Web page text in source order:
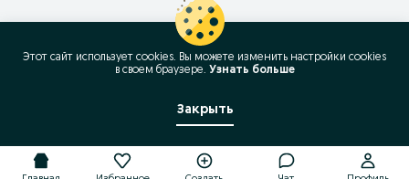
Этот сайт использует cookies. Вы можете изменить настройки cookies
в своeм браузере. Узнать больше
Закрыть